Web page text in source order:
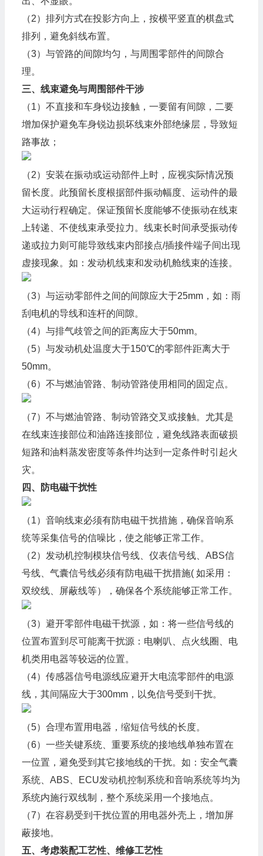
（2）排列方式在投影方向上，按横平竖直的棋盘式
排列，避免斜线布置。
（3）与管路的间隙均匀，与周围零部件的间隙合
理。
三、线束避免与周围部件干涉
（1）不直接和车身锐边接触，一要留有间隙，二要
增加保护避免车身锐边损坏线束外部绝缘层，导致短
路事故；
（2）安装在振动或运动部件上时，应视实际情况预
留长度。此预留长度根据部件振动幅度、运动件的最
大运动行程确定。保证预留长度能够不使振动在线束
上转递、不使线束承受拉力。线束长时间承受振动传
递或拉力则可能导致线束内部接点/插接件端子间出现
虚接现象。如：发动机线束和发动机舱线束的连接。
（3）与运动零部件之间的间隙应大于25mm，如：雨
刮电机的导线和连杆的间隙。
（4）与排气歧管之间的距离应大于50mm。
（5）与发动机处温度大于150℃的零部件距离大于
50mm。
（6）不与燃油管路、制动管路使用相同的固定点。
（7）不与燃油管路、制动管路交叉或接触。尤其是
在线束连接部位和油路连接部位，避免线路表面破损
短路和油料蒸发密度等条件均达到一定条件时引起火
灾。
四、防电磁干扰性
（1）音响线束必须有防电磁干扰措施，确保音响系
统等采集信号的信噪比，使之能够正常工作。
（2）发动机控制模块信号线、仪表信号线、ABS信
号线、气囊信号线必须有防电磁干扰措施( 如采用：
双绞线、屏蔽线等），确保各个系统能够正常工作。
（3）避开零部件电磁干扰源，如：将一些信号线的
位置布置到尽可能离干扰源：电喇叭、点火线圈、电
机类用电器等较远的位置。
（4）传感器信号电源线应避开大电流零部件的电源
线，其间隔应大于300mm，以免信号受到干扰。
（5）合理布置用电器，缩短信号线的长度。
（6）一些关键系统、重要系统的接地线单独布置在
一位置，避免受到其它接地线的干扰。如：安全气囊
系统、ABS、ECU发动机控制系统和音响系统等均为
系统内施行双线制，整个系统采用一个接地点。
（7）在容易受到干扰位置的用电器外壳上，增加屏
蔽接地。
五、考虑装配工艺性、维修工艺性